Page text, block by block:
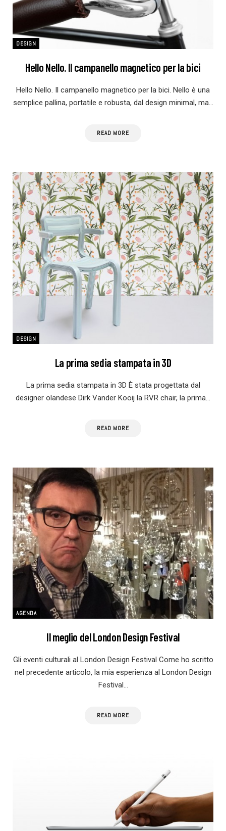
DESIGN
Hello Nello. Il campanello magnetico per la bici
Hello Nello. Il campanello magnetico per la bici. Nello è una
semplice pallina, portatile e robusta, dal design minimal, ma…
READ MORE
DESIGN
La prima sedia stampata in 3D
La prima sedia stampata in 3D È stata progettata dal
designer olandese Dirk Vander Kooij la RVR chair, la prima…
READ MORE
AGENDA
Il meglio del London Design Festival
Gli eventi culturali al London Design Festival Come ho scritto
nel precedente articolo, la mia esperienza al London Design
Festival…
READ MORE